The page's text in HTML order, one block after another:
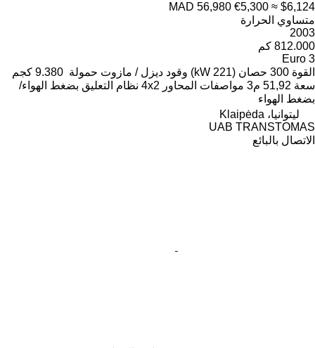
MAD 56,980 €5,300 ≈ $6,124
متساوي الحرارة
2003
812.000 كم
Euro 3
القوة 300 حصان (221 kW) وقود ديزل / مازوت حمولة 9.380 كجم
سعة 51,92 م3 مواصفات المحاور 4x2 نظام التعليق بضغط الهواء/
بضغط الهواء
ليتوانيا، Klaipėda
UAB TRANSTOMAS
الاتصال بالبائع